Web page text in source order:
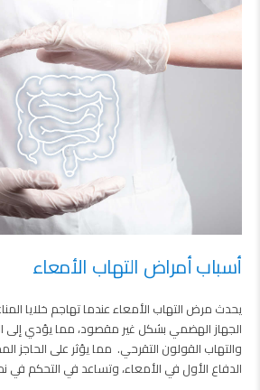
أسباب أمراض التهاب الأمعاء
يحدث مرض التهاب الأمعاء عندما تهاجم خلايا
الجهاز الهضمي بشكل غير مقصود، مما يؤدي إلى
والتهاب القولون التقرحي. مما يؤثر على الحاجز
الدفاع الأول في الأمعاء، وتساعد في التحكم في